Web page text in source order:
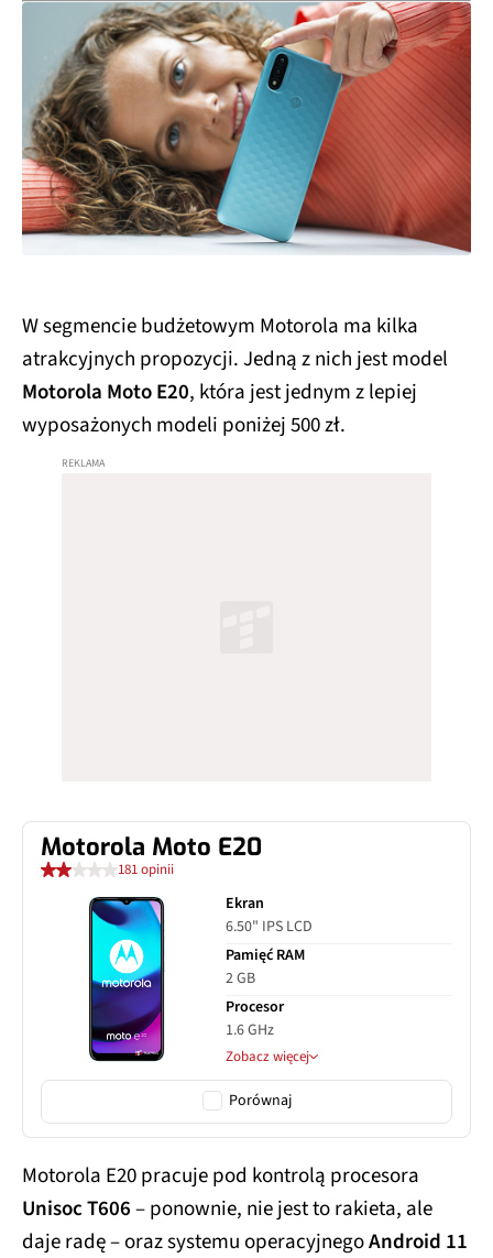
W segmencie budżetowym Motorola ma kilka
atrakcyjnych propozycji. Jedną z nich jest model
Motorola Moto E20, która jest jednym z lepiej
wyposażonych modeli poniżej 500 zł.
Motorola Moto E20
181 opinii
Ekran
6.50" IPS LCD
Pamięć RAM
2 GB
Procesor
1.6 GHz
Zobacz więcej
Porównaj
Motorola E20 pracuje pod kontrolą procesora
Unisoc T606– ponownie, nie jest to rakieta, ale
daje radę – oraz systemu operacyjnegoAndroid 11